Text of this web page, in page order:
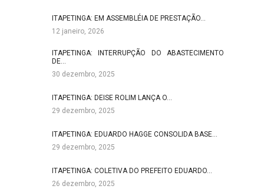
ITAPETINGA: EM ASSEMBLÉIA DE PRESTAÇÃO…
12 janeiro, 2026
ITAPETINGA: INTERRUPÇÃO DO ABASTECIMENTO
DE…
30 dezembro, 2025
ITAPETINGA: DEISE ROLIM LANÇA O…
29 dezembro, 2025
ITAPETINGA: EDUARDO HAGGE CONSOLIDA BASE…
29 dezembro, 2025
ITAPETINGA: COLETIVA DO PREFEITO EDUARDO…
26 dezembro, 2025